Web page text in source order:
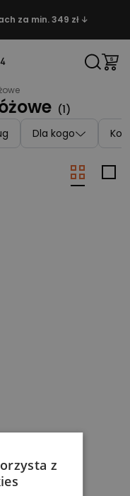
za min. 349 zł ↓
(1)
Dla kogo
z